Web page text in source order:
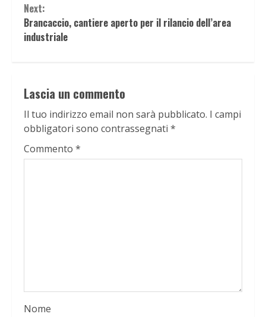
Next:
Brancaccio, cantiere aperto per il rilancio dell’area
industriale
Lascia un commento
Il tuo indirizzo email non sarà pubblicato. I campi
obbligatori sono contrassegnati *
Commento *
Nome